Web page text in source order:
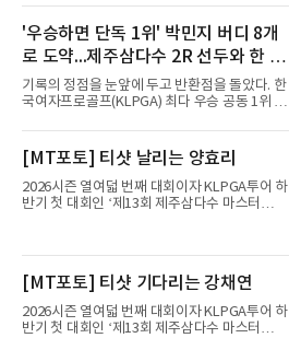
회 대회에서 데뷔 첫 승을 거뒀다.
귀포의 테디밸리 골프앤리조트(파72)에서 열린
2026시즌 한국여자프로골프(KLPGA) 투어 제주
삼다수 마스터스(총상금 10억 원) 2라운드에서
보기 없이 버디만 7개를 잡아 7언더파 65타를 쳤
다. 중간합계 1언더파 143타를 기록한 그는 전날
공동 115위에서 무려 77계단 뛰어오른 공동 38
위로 컷을 통과했다. 이번 대회 컷 기준은 1오버
오버파 78타로 공동 115위에 머물러 컷 탈락이
'우승하면 단독 1위' 박민지 버디 8개
로 도약...제주삼다수 2R 선두와 한 타
차
기록의 정점을 눈앞에 두고 반환점을 돌았다. 한
국여자프로골프(KLPGA) 최다 우승 공동 1위 박
서 선두권으로 올라섰다.통산 20승의 박민지는
7일 제주 서귀포시 테디밸리 골프앤리조트(파
72)에서 열린 2라운드에서 버디 8개와 보기 1개
를 묶어 7언더파 65타를 쳤다. 1라운드에서 71
타로 공동 30위에 머물렀던 그는 8언더파 136타
박민지는 이번 대회에서 우승하면 KLPGA 통산
[MT포토] 티샷 날리는 양효리
2026시즌 열여덟 번째 대회이자 KLPGA투어 하
반기 첫 대회인 ‘제13회 제주삼다수 마스터
트(파72/6,767야드)에서 열리고 있다.7일 현재
홀에서 경기하고 있다.
[MT포토] 티샷 기다리는 강채연
2026시즌 열여덟 번째 대회이자 KLPGA투어 하
반기 첫 대회인 ‘제13회 제주삼다수 마스터